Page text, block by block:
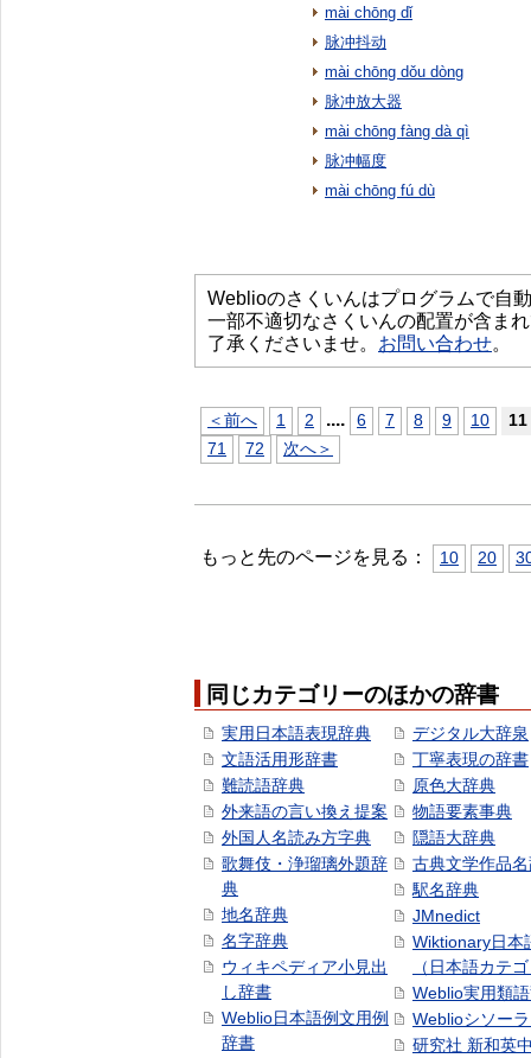
mài chōng dǐ
脉冲抖动
mài chōng dǒu dòng
脉冲放大器
mài chōng fàng dà qì
脉冲幅度
mài chōng fú dù
Weblioのさくいんはプログラムで自
一部不適切なさくいんの配置が含ま
了承くださいませ。 お問い合わせ。
＜前へ 1 2 .... 6 7 8 9 10
11
71
72 次へ＞
もっと先のページを見る： 10 20
同じカテゴリーのほかの辞書
実用日本語表現辞典
文語活用形辞書
難読語辞典
外来語の言い換え提案
外国人名読み方字典
歌舞伎・浄瑠璃外題辞
典
地名辞典
名字辞典
ウィキペディア小見出
し辞書
Weblio日本語例文用例
辞書
デジタル大辞泉
丁寧表現の辞書
原色大辞典
物語要素事典
隠語大辞典
古典文学作品
駅名辞典
JMnedict
Wiktionary日本
（日本語カテ
Weblio実用類
Weblioシソー
研究社 新和英